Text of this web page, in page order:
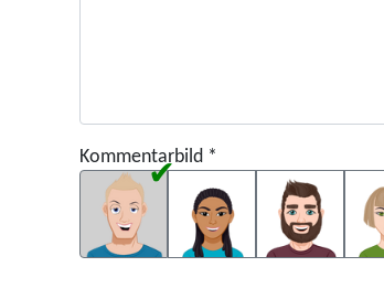
Kommentarbild *
Kommentarbild